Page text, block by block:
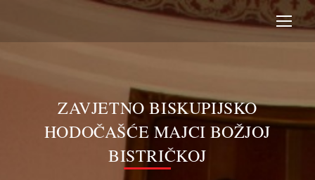
ZAVJETNO BISKUPIJSKO
HODOČAŠĆE MAJCI BOŽJOJ
BISTRIČKOJ